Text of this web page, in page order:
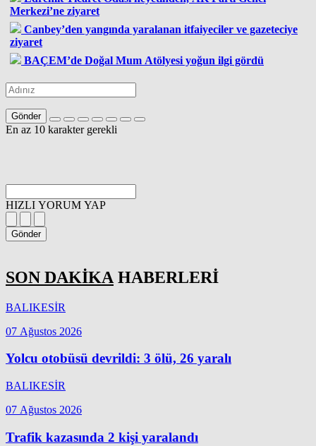
Merkezi’ne ziyaret
Canbey’den yangında yaralanan itfaiyeciler ve gazeteciye
ziyaret
BAÇEM’de Doğal Mum Atölyesi yoğun ilgi gördü
Gönder
En az 10 karakter gerekli
HIZLI YORUM YAP
Gönder
SON DAKİKA HABERLERİ
BALIKESİR
07 Ağustos 2026
Yolcu otobüsü devrildi: 3 ölü, 26 yaralı
BALIKESİR
07 Ağustos 2026
Trafik kazasında 2 kişi yaralandı